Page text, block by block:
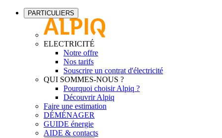
PARTICULIERS
ELECTRICITÉ
Notre offre
Nos tarifs
Souscrire un contrat d'électricité
QUI SOMMES-NOUS ?
Pourquoi choisir Alpiq ?
Découvrir Alpiq
Faire une estimation
DÉMÉNAGER
GUIDE énergie
AIDE & contacts